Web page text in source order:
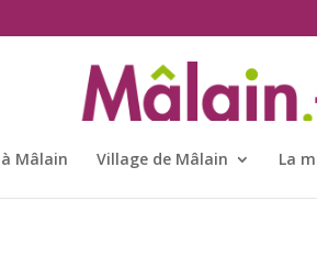
Mâlain Village de Mâlain La